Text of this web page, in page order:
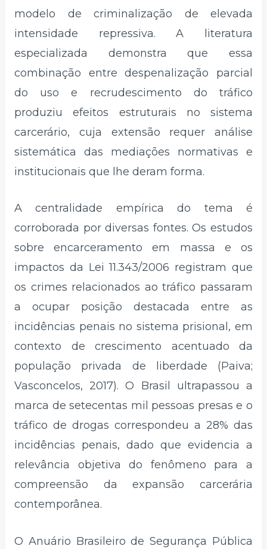
modelo de criminalização de elevada
intensidade repressiva. A literatura
especializada demonstra que essa
combinação entre despenalização parcial
do uso e recrudescimento do tráfico
produziu efeitos estruturais no sistema
carcerário, cuja extensão requer análise
sistemática das mediações normativas e
institucionais que lhe deram forma.
A centralidade empírica do tema é
corroborada por diversas fontes. Os estudos
sobre encarceramento em massa e os
impactos da Lei 11.343/2006 registram que
os crimes relacionados ao tráfico passaram
a ocupar posição destacada entre as
incidências penais no sistema prisional, em
contexto de crescimento acentuado da
população privada de liberdade (Paiva;
Vasconcelos, 2017). O Brasil ultrapassou a
marca de setecentas mil pessoas presas e o
tráfico de drogas correspondeu a 28% das
incidências penais, dado que evidencia a
relevância objetiva do fenômeno para a
compreensão da expansão carcerária
contemporânea.
O Anuário Brasileiro de Segurança Pública